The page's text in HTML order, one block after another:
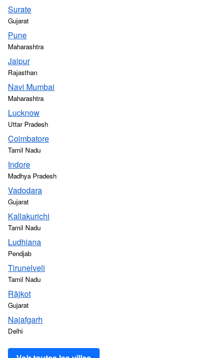
Surate
Gujarat
Pune
Maharashtra
Jaipur
Rajasthan
Navi Mumbai
Maharashtra
Lucknow
Uttar Pradesh
Coimbatore
Tamil Nadu
Indore
Madhya Pradesh
Vadodara
Gujarat
Kallakurichi
Tamil Nadu
Ludhiana
Pendjab
Tirunelveli
Tamil Nadu
Rājkot
Gujarat
Najafgarh
Delhi